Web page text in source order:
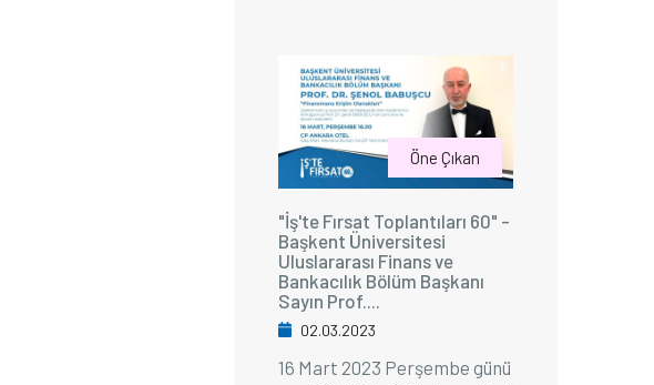
Öne Çıkan
"İş'te Fırsat Toplantıları 60" -
Başkent Üniversitesi
Uluslararası Finans ve
Bankacılık Bölüm Başkanı
Sayın Prof....
02.03.2023
16 Mart 2023 Perşembe günü